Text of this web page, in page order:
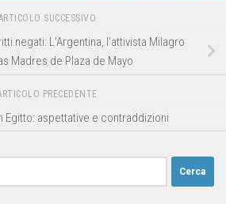
SUCCESSIVO
negati: L’Argentina, l’attivista Milagro
Madres de Plaza de Mayo
PRECEDENTE
Egitto: aspettative e contraddizioni